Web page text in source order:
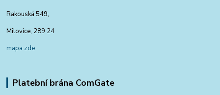
Rakouská 549,
Milovice, 289 24
mapa zde
Platební brána ComGate